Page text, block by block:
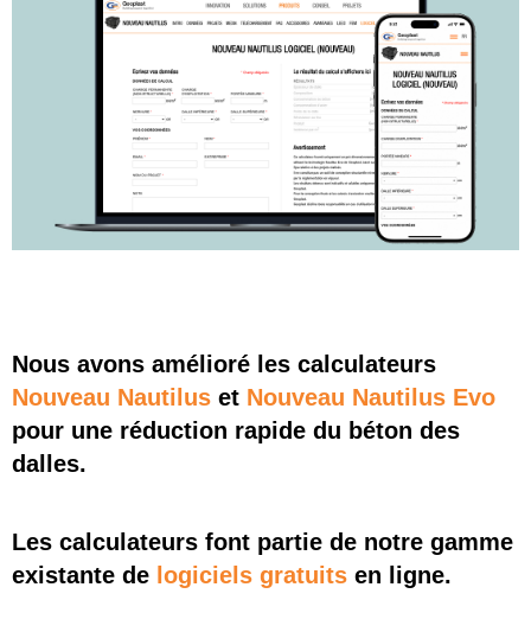
Nous avons amélioré les calculateurs
Nouveau Nautilus et Nouveau Nautilus Evo
pour une réduction rapide du béton des
dalles.
Les calculateurs font partie de notre gamme
existante de logiciels gratuits en ligne.